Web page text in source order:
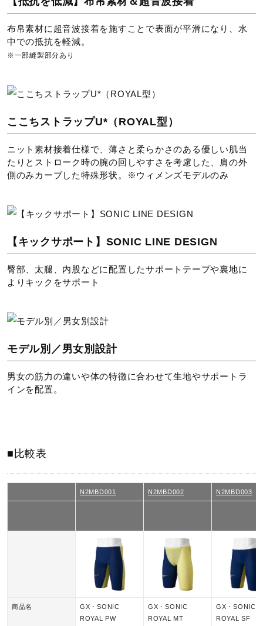
股下（シーム上）／25.0cm（Mサイ
ズ）
盟承認モデル
サイズ
2XS、XS、S、M、L、XL
カラー
84：エステートネイビー×ライトニングイエロー
素材
裏地：ナイロン65％、ポリウレタン35％
原産国
日本製、中国製
布帛素材に超音波接着を施すことで表面が平滑になり、水
中での抵抗を軽減。
※一部縫製部分あり
ここちストラップU*（ROYAL型）
ニット素材接着仕様で、薄さと柔らかさのある優しい肌当
たりとストローク時の腕の回しやすさを考慮した、肩の外
側のみカーブした特殊形状。※ウィメンズモデルのみ
【キックサポート】SONIC LINE DESIGN
臀部、太腿、内股などに配置したサポートテープや裏地に
よりキックをサポート
モデル別／男女別設計
男女の筋力の違いや体の特徴に合わせて生地やサポートラ
インを配置。
■比較表
N2MBD001 N2MBD002 N2MBD003
商品名
GX・SONIC
ROYAL PW
GX・SONIC
ROYAL MT
GX・SONIC
ROYAL SF